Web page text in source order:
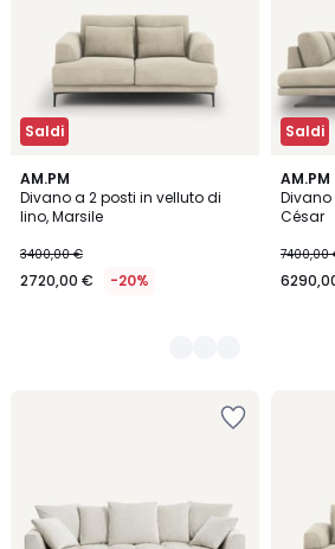
Saldi
AM.PM
Divano a 2 posti in velluto di
lino, Marsile
3400,00 €
2720,00 € -20%
5
Colori
Saldi
AM.PM
César
7400,00
5
Colori